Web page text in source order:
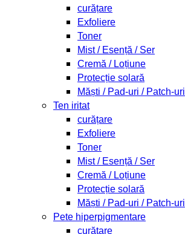
curățare
Exfoliere
Toner
Mist / Esență / Ser
Cremă / Loțiune
Protecție solară
Măști / Pad-uri / Patch-uri
Ten iritat
curățare
Exfoliere
Toner
Mist / Esență / Ser
Cremă / Loțiune
Protecție solară
Măști / Pad-uri / Patch-uri
Pete hiperpigmentare
curățare